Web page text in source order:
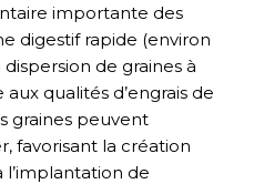
importante des
digestif rapide (environ
de graines à
aux qualités d’engrais de
graines peuvent
favorisant la création
l’implantation de